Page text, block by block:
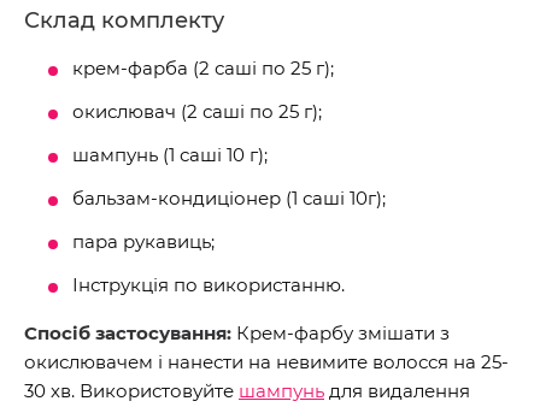
Склад комплекту
крем-фарба (2 саші по 25 г);
окислювач (2 саші по 25 г);
шампунь (1 саші 10 г);
бальзам-кондиціонер (1 саші 10г);
пара рукавиць;
Інструкція по використанню.
Спосіб застосування: Крем-фарбу змішати з
окислювачем і нанести на невимите волосся на 25-
30 хв. Використовуйте шампунь для видалення